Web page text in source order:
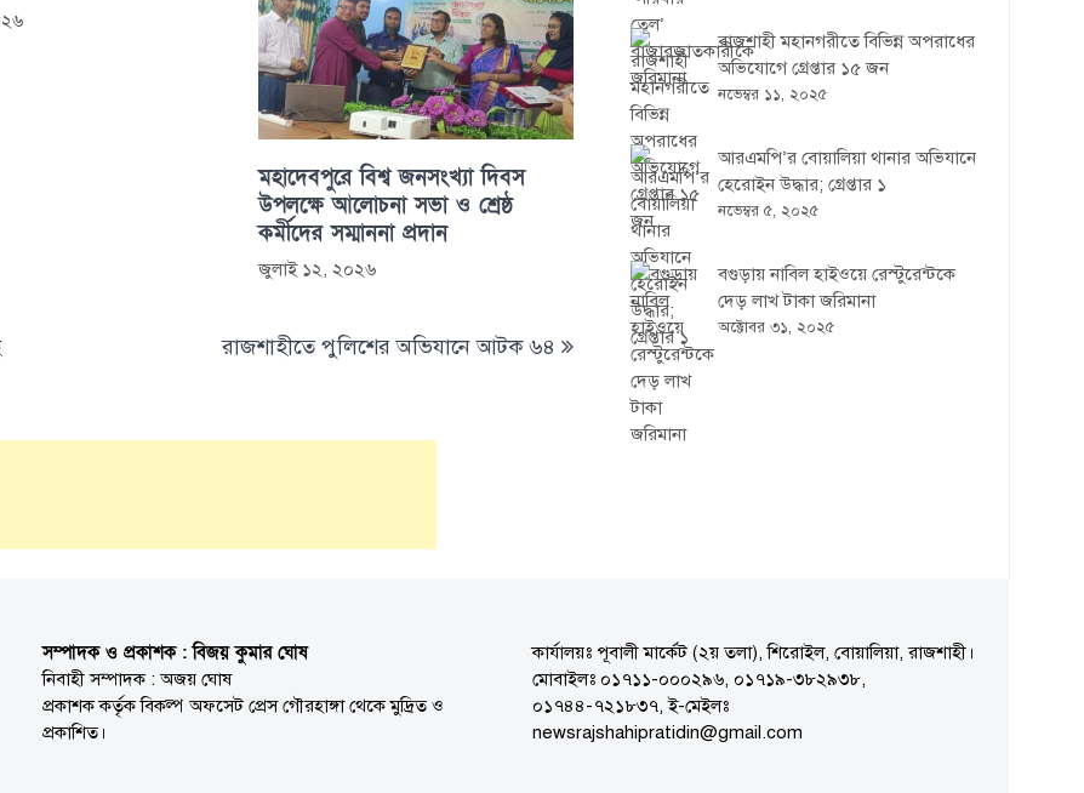
মহাদেবপুরে বিশ্ব জনসংখ্যা দিবস
উপলক্ষে আলোচনা সভা ও শ্রেষ্ঠ
কর্মীদের সম্মাননা প্রদান
জুলাই ১২, ২০২৬
রাজশাহীতে পুলিশের অভিযানে আটক ৬৪
রাজশাহী মহানগরীতে বিভিন্ন অপরাধের
অভিযোগে গ্রেপ্তার ১৫ জন
নভেম্বর ১১, ২০২৫
আরএমপি’র বোয়ালিয়া থানার অভিযানে
হেরোইন উদ্ধার; গ্রেপ্তার ১
নভেম্বর ৫, ২০২৫
বগুড়ায় নাবিল হাইওয়ে রেস্টুরেন্টকে
দেড় লাখ টাকা জরিমানা
অক্টোবর ৩১, ২০২৫
সম্পাদক ও প্রকাশক : বিজয় কুমার ঘোষ
নিবাহী সম্পাদক : অজয় ঘোষ
প্রকাশক কর্তৃক বিকল্প অফসেট প্রেস গৌরহাঙ্গা থেকে মুদ্রিত ও
প্রকাশিত।
কার্যালয়ঃ পূবালী মার্কেট (২য় তলা), শিরোইল, বোয়ালিয়া, রাজশাহী।
মোবাইলঃ ০১৭১১-০০০২৯৬, ০১৭১৯-৩৮২৯৩৮,
০১৭৪৪-৭২১৮৩৭, ই-মেইলঃ
newsrajshahipratidin@gmail.com